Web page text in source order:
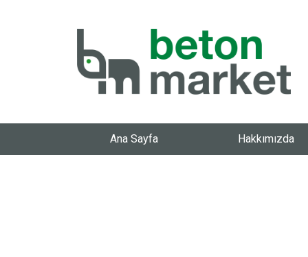
Ana Sayfa Hakkımızda